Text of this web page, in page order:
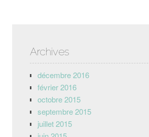
Archives
décembre 2016
février 2016
octobre 2015
septembre 2015
juillet 2015